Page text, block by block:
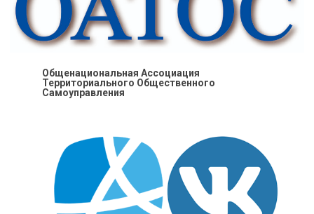
Общенациональная Ассоциация
Территориального Общественного
Самоуправления